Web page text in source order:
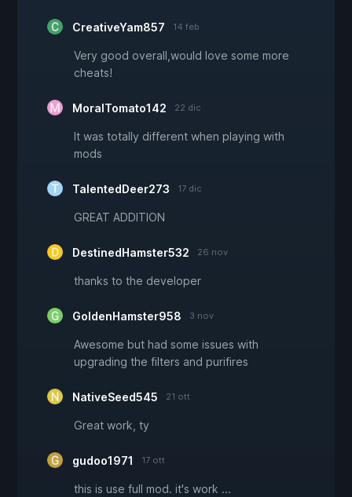
CreativeYam857 14 feb
Very good overall,would love some more
cheats!
MoralTomato142 22 dic
It was totally different when playing with
mods
TalentedDeer273 17 dic
GREAT ADDITION
DestinedHamster532 26 nov
thanks to the developer
GoldenHamster958 3 nov
Awesome but had some issues with
upgrading the filters and purifires
NativeSeed545 21 ott
Great work, ty
gudoo1971 17 ott
this is use full mod. it's work ...